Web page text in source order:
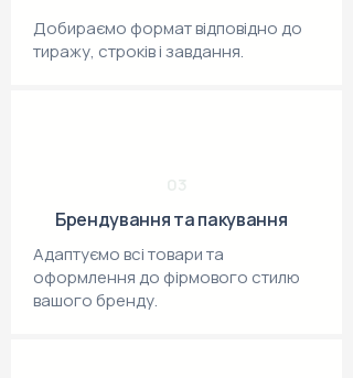
Добираємо формат відповідно до
тиражу, строків і завдання.
Брендування та пакування
Адаптуємо всі товари та
оформлення до фірмового стилю
вашого бренду.